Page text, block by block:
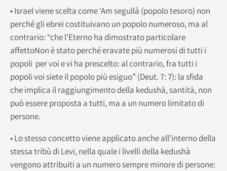
• Israel viene scelta come ‘Am segullà (popolo tesoro) non
perché gli ebrei costituivano un popolo numeroso, ma al
contrario: “che l’Eterno ha dimostrato particolare
affettoNon è stato perché eravate più numerosi di tutti i
popoli per voi e vi ha prescelto: al contrario, fra tutti i
popoli voi siete il popolo più esiguo” (Deut. 7: 7): la sfida
che implica il raggiungimento della kedushà, santità, non
può essere proposta a tutti, ma a un numero limitato di
persone.
• Lo stesso concetto viene applicato anche all’interno della
stessa tribù di Levi, nella quale i livelli della kedushà
vengono attribuiti a un numero sempre minore di persone: